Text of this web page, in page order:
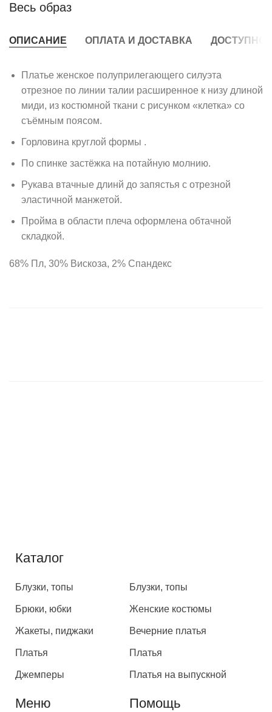
Весь образ
ОПИСАНИЕ ОПЛАТА И ДОСТАВКА ДОСТУПНО
Платье женское полуприлегающего силуэта
отрезное по линии талии расширенное к низу длиной
миди, из костюмной ткани с рисунком «клетка» со
съёмным поясом.
Горловина круглой формы .
По спинке застёжка на потайную молнию.
Рукава втачные длинй до запястья с отрезной
эластичной манжетой.
Пройма в области плеча оформлена обтачной
складкой.
68% Пл, 30% Вискоза, 2% Спандекс
Каталог
Блузки, топы
Брюки, юбки
Жакеты, пиджаки
Платья
Джемперы
Блузки, топы
Женские костюмы
Вечерние платья
Платья
Платья на выпускной
Меню Помощь